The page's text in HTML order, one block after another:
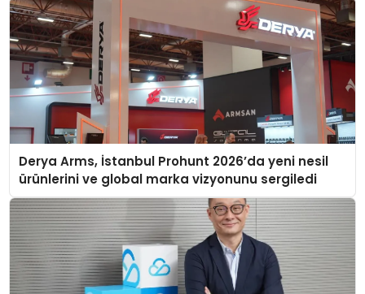
Derya Arms, İstanbul Prohunt 2026’da yeni nesil
ürünlerini ve global marka vizyonunu sergiledi